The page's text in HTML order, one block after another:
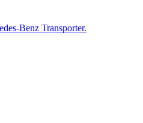
Benz Transporter.